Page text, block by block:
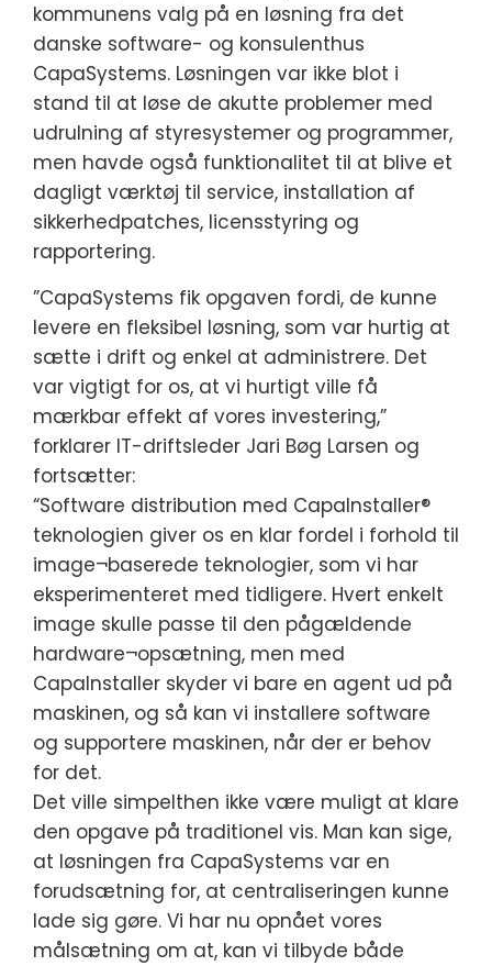
kommunens valg på en løsning fra det
danske software- og konsulenthus
CapaSystems. Løsningen var ikke blot i
stand til at løse de akutte problemer med
udrulning af styresystemer og programmer,
men havde også funktionalitet til at blive et
dagligt værktøj til service, installation af
sikkerhedpatches, licensstyring og
rapportering.
”CapaSystems fik opgaven fordi, de kunne
levere en fleksibel løsning, som var hurtig at
sætte i drift og enkel at administrere. Det
var vigtigt for os, at vi hurtigt ville få
mærkbar effekt af vores investering,”
forklarer IT-driftsleder Jari Bøg Larsen og
fortsætter:
“Software distribution med CapaInstaller®
teknologien giver os en klar fordel i forhold til
image¬baserede teknologier, som vi har
eksperimenteret med tidligere. Hvert enkelt
image skulle passe til den pågældende
hardware¬opsætning, men med
CapaInstaller skyder vi bare en agent ud på
maskinen, og så kan vi installere software
og supportere maskinen, når der er behov
for det.
Det ville simpelthen ikke være muligt at klare
den opgave på traditionel vis. Man kan sige,
at løsningen fra CapaSystems var en
forudsætning for, at centraliseringen kunne
lade sig gøre. Vi har nu opnået vores
målsætning om at, kan vi tilbyde både